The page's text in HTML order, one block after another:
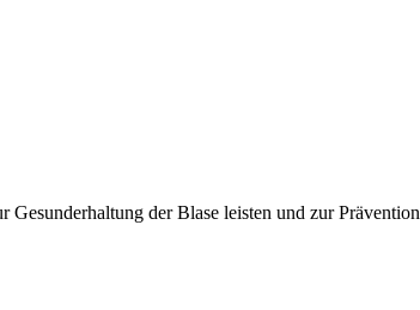
der Blase leisten und zur